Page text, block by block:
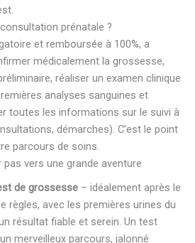
prénatale ?
et remboursée à 100%, a
médicalement la grossesse,
réaliser un examen clinique
analyses sanguines et
toutes les informations sur le suivi à
démarches). C’est le point
parcours de soins.
vers une grande aventure
de grossesse – idéalement après le
règles, avec les premières urines du
résultat fiable et serein. Un test
merveilleux parcours, jalonné